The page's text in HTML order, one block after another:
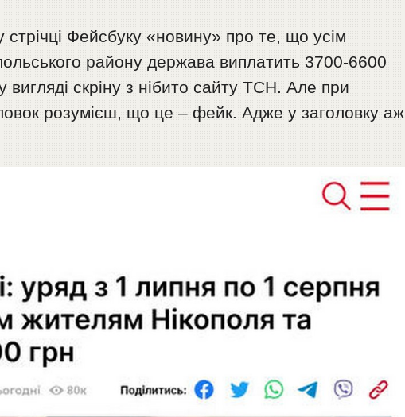
стрічці Фейсбуку «новину» про те, що усім
району держава виплатить 3700-6600
скріну з нібито сайту ТСН. Але при
розумієш, що це – фейк. Адже у заголовку аж